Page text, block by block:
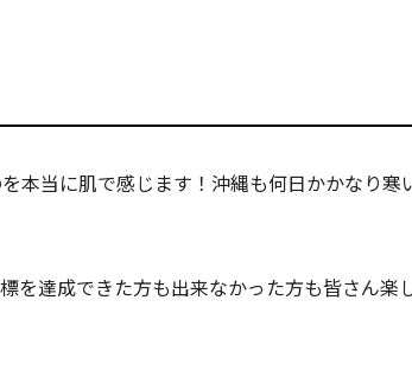
当に肌で感じます！沖縄も何日かかなり寒
を達成できた方も出来なかった方も皆さん楽